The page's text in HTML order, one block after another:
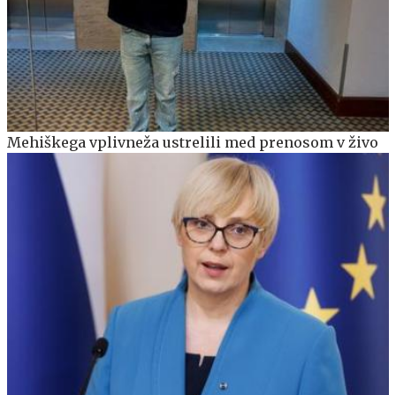
Mehiškega vplivneža ustrelili med prenosom v živo